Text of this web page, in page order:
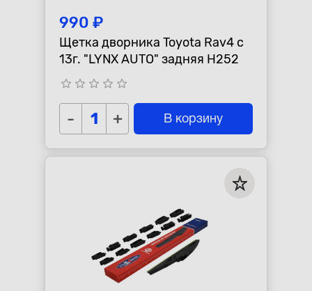
990 ₽
Щетка дворника Toyota Rav4 с
13г. "LYNX AUTO" задняя H252
star_border star_border star_border star_border star_border
- + В корзину